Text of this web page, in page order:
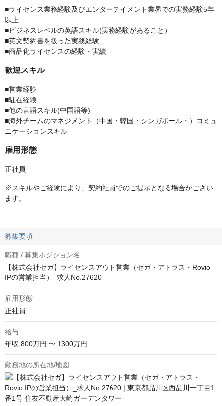
■ライセンス業務経験及びエンターテイメント業界での実務経験5年
以上
■ビジネスレベルの英語スキル(実務経験があること）
■英文契約書を扱った実務経験
■商品化ライセンスの経験・実績
歓迎スキル
■営業経験
■駐在経験
■他の言語スキル(中国語等)
■海外チームのマネジメント（中国・韓国・シンガポール・）コミュ
ニケーションスキル
雇用形態
正社員
※スキルやご経験により、契約社員でのご提示となる場合がござい
ます。
募集要項
職種 / 募集ポジション名
【株式会社セガ】ライセンスアウト営業（セガ・アトラス・Rovio
IPの営業担当）_求人No.27620
雇用形態
正社員
給与
年収 800万円 〜 1300万円
勤務地の所在地/地図